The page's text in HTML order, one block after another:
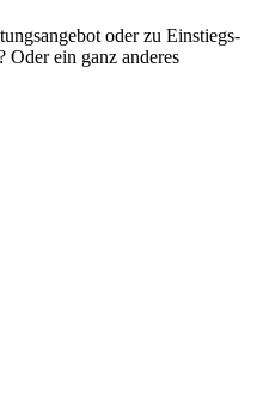
oder zu Einstiegs-
ein ganz anderes